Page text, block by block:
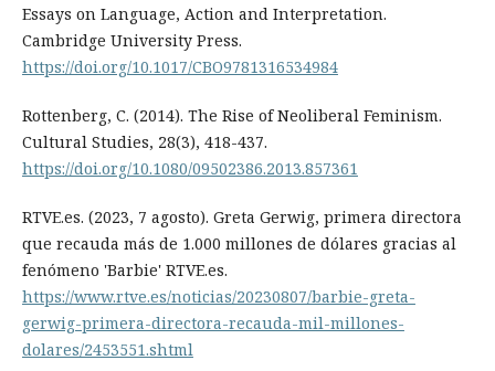
Essays on Language, Action and Interpretation.
Cambridge University Press.
https://doi.org/10.1017/CBO9781316534984
Rottenberg, C. (2014). The Rise of Neoliberal Feminism.
Cultural Studies, 28(3), 418-437.
https://doi.org/10.1080/09502386.2013.857361
RTVE.es. (2023, 7 agosto). Greta Gerwig, primera directora
que recauda más de 1.000 millones de dólares gracias al
fenómeno 'Barbie' RTVE.es.
https://www.rtve.es/noticias/20230807/barbie-greta-
gerwig-primera-directora-recauda-mil-millones-
dolares/2453551.shtml